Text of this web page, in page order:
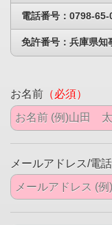
電話番号：0798-65-
免許番号：兵庫県知
お名前 （必須）
メールアドレス/電